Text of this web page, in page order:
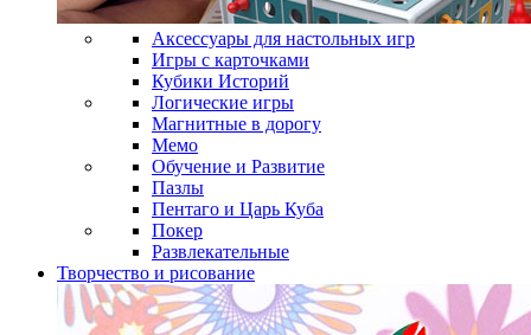
Аксессуары для настольных игр
Игры с карточками
Кубики Историй
Логические игры
Магнитные в дорогу
Мемо
Обучение и Развитие
Пазлы
Пентаго и Царь Куба
Покер
Развлекательные
Творчество и рисование